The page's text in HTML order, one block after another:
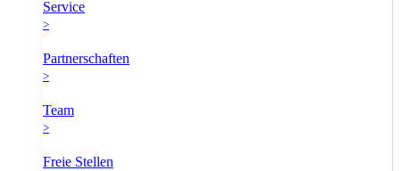
Service
>
Partnerschaften
>
Team
>
Freie Stellen